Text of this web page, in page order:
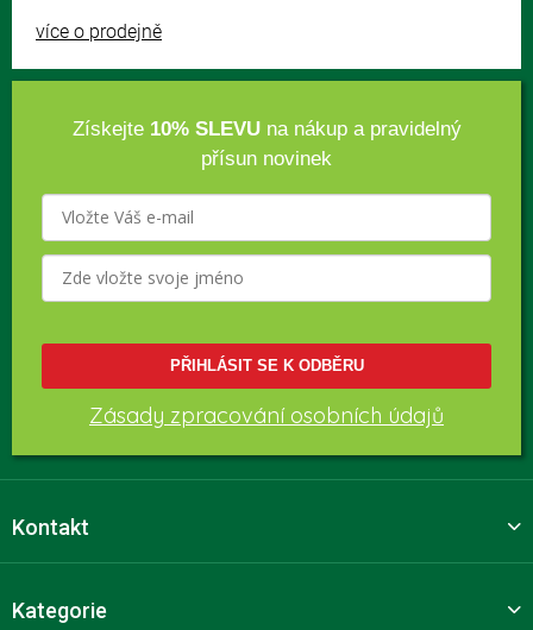
více o prodejně
Získejte 10% SLEVUna nákup a pravidelný
přísun novinek
PŘIHLÁSIT SE K ODBĚRU
Zásady zpracování osobních údajů
Kontakt
Kategorie